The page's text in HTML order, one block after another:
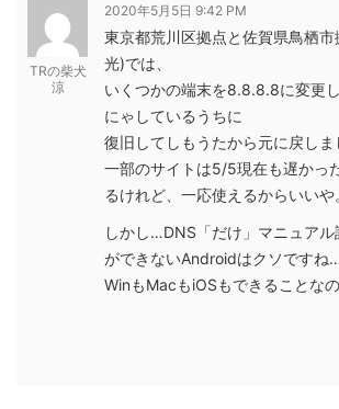
TRの柴犬
涼
2020年5月5日 9:42 PM
東京都荒川区拠点と佐賀県鳥栖
光)では、
いくつかの端末を8.8.8.8に変更
にゃしているうちに
復旧してしもうたから元に戻しま
一部のサイトは5/5現在も遅かっ
るけれど、一応使えるからいいや
しかし…DNS「だけ」マニュア
ができないAndroidはクソですね
WinもMacもiOSもできることなの